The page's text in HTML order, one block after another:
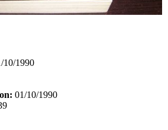
10/1990
01/10/1990